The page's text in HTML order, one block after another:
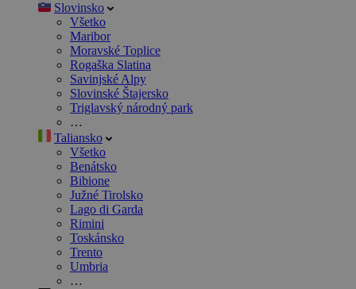
Slovinsko
Všetko
Maribor
Moravské Toplice
Rogaška Slatina
Savinjské Alpy
Slovinské Štajersko
Triglavský národný park
…
Taliansko
Všetko
Benátsko
Bibione
Južné Tirolsko
Lago di Garda
Rimini
Toskánsko
Trento
Umbria
…